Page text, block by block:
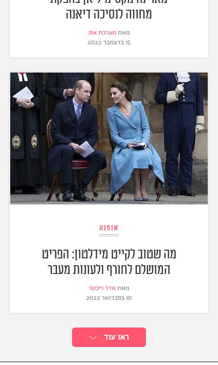
מחווה לנסיכה דיאנה
מאת מערכת את
15 בדצמבר 2022
אופנה
מה שטוב לקייט מידלטון: הפריט
המושלם לחורף ולעונות מעבר
מאת אדר ריכטר
10 בפברואר 2022
ראו עוד